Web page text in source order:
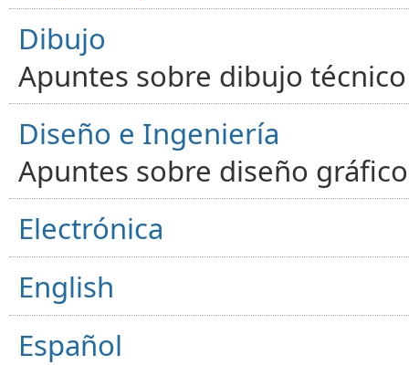
Dibujo
Apuntes sobre dibujo
Diseño e Ingeniería
Apuntes sobre diseño
Electrónica
English
Español